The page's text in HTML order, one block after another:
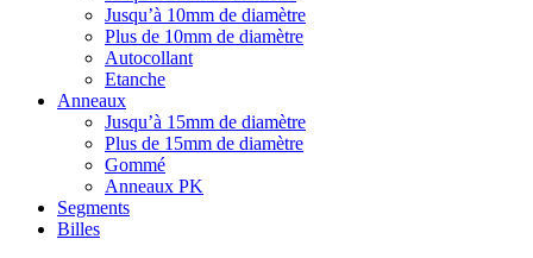
Jusqu’à 10mm de diamètre
Plus de 10mm de diamètre
Autocollant
Etanche
Anneaux
Jusqu’à 15mm de diamètre
Plus de 15mm de diamètre
Gommé
Anneaux PK
Segments
Billes